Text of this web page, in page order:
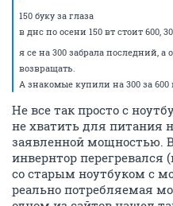
150 буку за глаза
в днс по осени 150 вт стоит 600,
я се на 300 забрала последний, а
возвращать.
А знакомые купили на 300 за
Не все так просто с
не хватить для питания
заявленной мощностью.
инвернтор
со старым ноутбуком с
реально потребляемая